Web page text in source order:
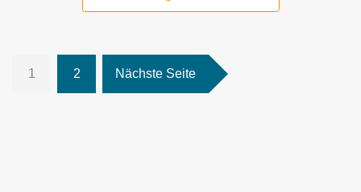
1 2 Nächste Seite